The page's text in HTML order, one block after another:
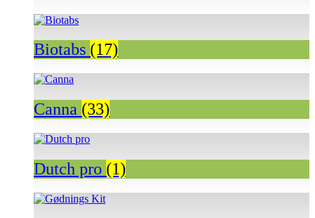
Biotabs (17)
Canna (33)
Dutch pro (1)